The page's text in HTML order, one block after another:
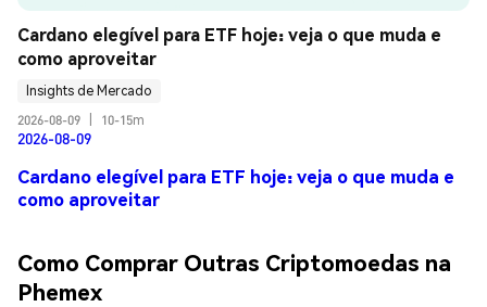
Cardano elegível para ETF hoje: veja o que muda e
como aproveitar
Insights de Mercado
2026-08-09
10-15m
2026-08-09
Cardano elegível para ETF hoje: veja o que muda e
como aproveitar
Como Comprar Outras Criptomoedas na
Phemex